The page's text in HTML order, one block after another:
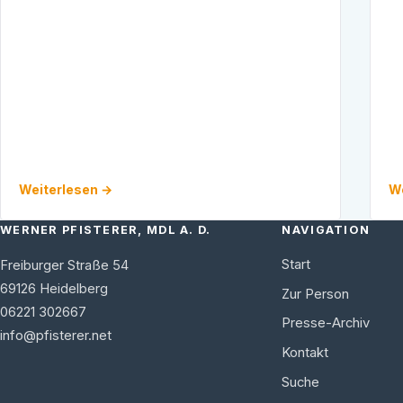
Weiterlesen →
WERNER PFISTERER, MDL A. D.
Freiburger Straße 54
69126 Heidelberg
06221 302667
info@pfisterer.net
NAVIGATION
Start
Zur Person
Presse-Archiv
Kontakt
Suche